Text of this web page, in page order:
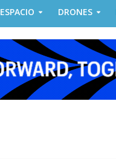
ESPACIO DRONES